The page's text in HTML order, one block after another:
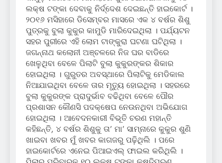
ଲକ୍ଷ ଟଙ୍କା ଦେବାକୁ ନିର୍ଦ୍ଦେଶ ଦେଇଛନ୍ତି ହାଇକୋର୍ଟ ।
୨୦୧୬ ମସିହାରେ ଡିସେମ୍ବର ମାସରେ ଏକ ୪ ବର୍ଷର ଶିଶୁ
ପୁତ୍ରକୁ ବୁଲା କୁକୁର କାମୁଡି ମାରିଦେଇଥିଲା । ପର୍ଯ୍ୟଟନ
ସହର ପୁରୀରେ ଏହି ଲୋମ ଟାଙ୍କୁରା ଘଟଣା ଘଟିଥିଲା ।
ଜଗନ୍ନାଥ କଲୋନୀ ଅଞ୍ଚଳରେ ନିଜ ଘର ବାଡିରେ
ଖେଳୁଥିବା ବେଳେ ପିଲାଟି ବୁଲା କୁକୁରଙ୍କର ଶିକାର
ହୋଇଥିଲା । ଗୁରୁତର ଅବସ୍ଥାରେ ପିଲାଟିକୁ ମେଡିକାଲ
ନିଆଯାଇଥିବା ବେଳେ ତାର ମୃତ୍ୟୁ ହୋଇଥିଲା । ସହରରେ
ବୁଲା କୁକୁରଙ୍କ ପ୍ରାଦୁର୍ଭାବ ବଢିଥିବା ବେଳେ ପୌର
ପ୍ରଶାସନ କୌଣସି ପଦକ୍ଷେପ ନେଉନଥିବା ଅଭିଯୋଗ
ହୋଇଥିଲା । ଆବେଦନକାରୀ ବିଭୂତି ଚରଣ ମହାନ୍ତି
କହିଛନ୍ତି, ୪ ବର୍ଷର ଶିଶୁକୁ ତା’ ମା’ ସାମ୍ନାରେ କୁକୁର ଶୁଣି
ଖାଇବା ଖବର ମୁଁ ଖବର କାଗଜରୁ ପଢ଼ିଥିଲି । ପରେ
ହାଇକୋର୍ଟରେ ଏନେଇ ପିଆଇଏଲ୍ ଫାଇଲ କରିଥିଲି ।